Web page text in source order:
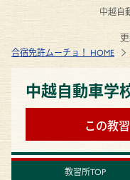
中越自
合宿免許ムーチョ！ HOME
中越自動車学
この教
教習所TOP